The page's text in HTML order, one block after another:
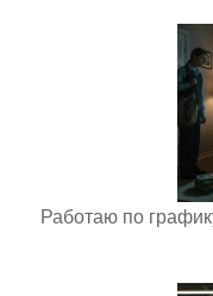
Работаю по